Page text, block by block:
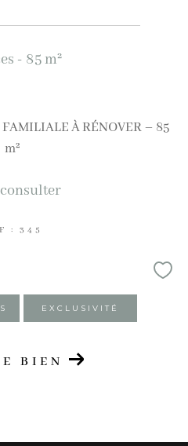
- 85 m²
À RÉNOVER – 85
m²
: 345
EXCLUSIVITÉ
BIEN
Parking Piscine